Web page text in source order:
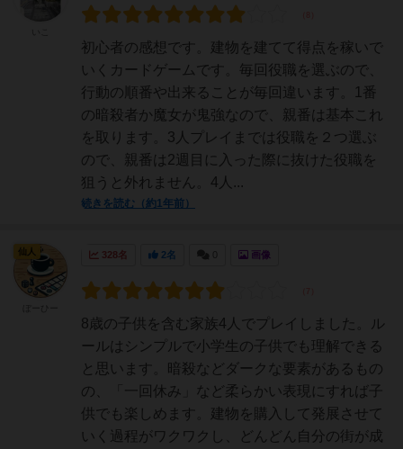
初心者の感想です。建物を建てて得点を稼いで
いくカードゲームです。毎回役職を選ぶので、
行動の順番や出来ることが毎回違います。1番
の暗殺者か魔女が鬼強なので、親番は基本これ
を取ります。3人プレイまでは役職を２つ選ぶ
ので、親番は2週目に入った際に抜けた役職を
狙うと外れません。4人...
続きを読む（約1年前）
328名 2名 画像
8歳の子供を含む家族4人でプレイしました。ル
ールはシンプルで小学生の子供でも理解できる
と思います。暗殺などダークな要素があるもの
の、「一回休み」など柔らかい表現にすれば子
供でも楽しめます。建物を購入して発展させて
いく過程がワクワクし、どんどん自分の街が成
仙人